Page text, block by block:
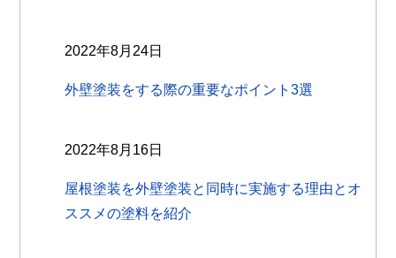
2022年8月24日
外壁塗装をする際の重要なポイント3選
2022年8月16日
屋根塗装を外壁塗装と同時に実施する理由とオ
ススメの塗料を紹介